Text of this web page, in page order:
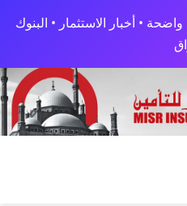
• أخبار الاستثمار • البنوك